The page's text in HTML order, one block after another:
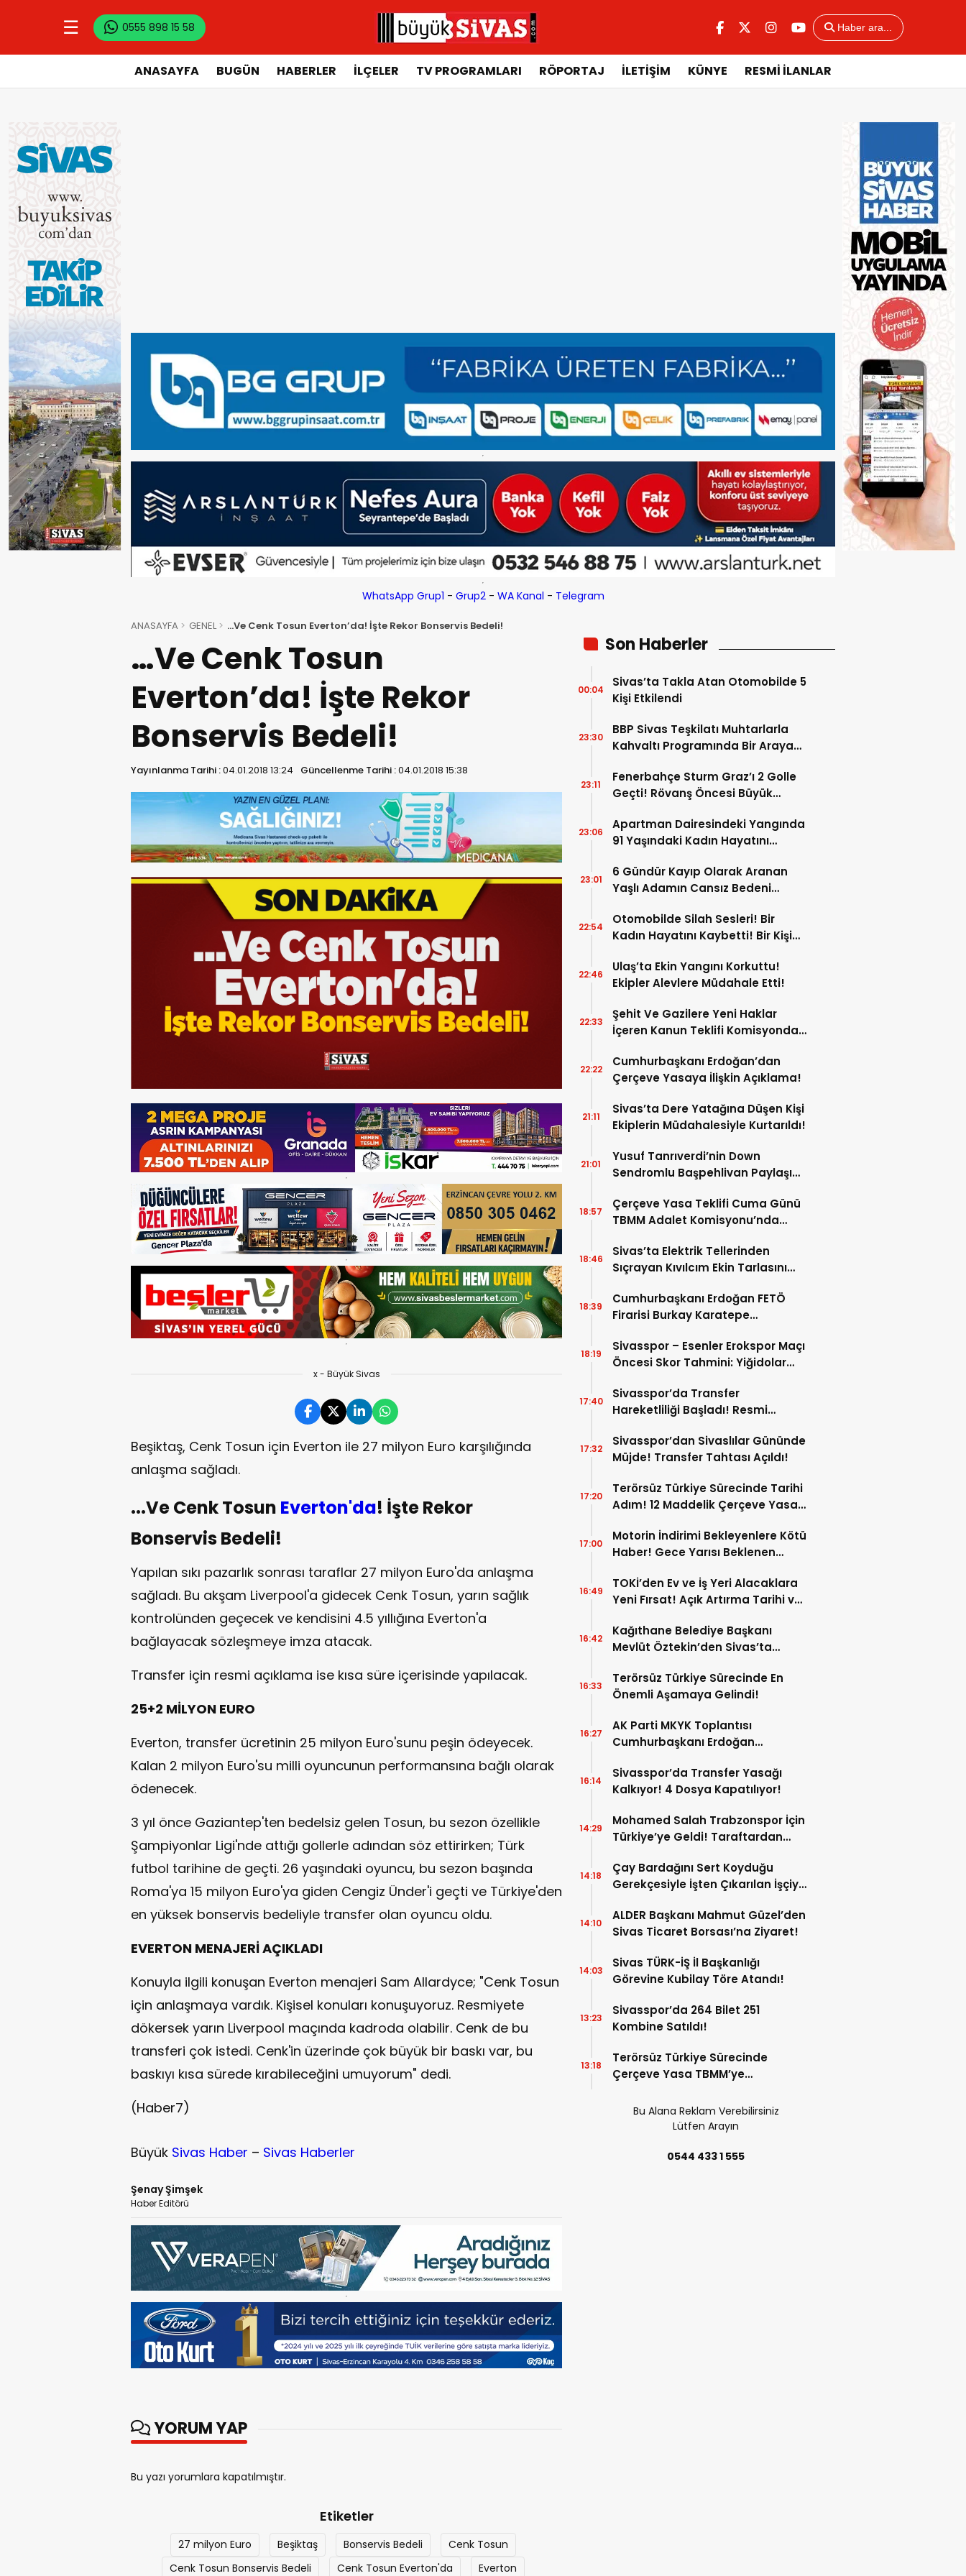
☰ 0555 898 15 58 Haber ara...
ANASAYFA BUGÜN HABERLER İLÇELER TV PROGRAMLARI RÖPORTAJ İLETİŞİM KÜNYE RESMİ İLANLAR
WhatsApp Grup1 - Grup2- WA Kanal - Telegram
ANASAYFA GENEL …Ve Cenk Tosun Everton’da! İşte Rekor Bonservis Bedeli!
…Ve Cenk Tosun
Everton’da! İşte Rekor
Bonservis Bedeli!
Yayınlanma Tarihi :04.01.2018 13:24 Güncellenme Tarihi :04.01.2018 15:38
x - Büyük Sivas
Beşiktaş, Cenk Tosun için Everton ile 27 milyon Euro karşılığında
anlaşma sağladı.
...Ve Cenk Tosun Everton'da! İşte Rekor
Bonservis Bedeli!
Yapılan sıkı pazarlık sonrası taraflar 27 milyon Euro'da anlaşma
sağladı. Bu akşam Liverpool'a gidecek Cenk Tosun, yarın sağlık
kontrolünden geçecek ve kendisini 4.5 yıllığına Everton'a
bağlayacak sözleşmeye imza atacak.
Transfer için resmi açıklama ise kısa süre içerisinde yapılacak.
25+2 MİLYON EURO
Everton, transfer ücretinin 25 milyon Euro'sunu peşin ödeyecek.
Kalan 2 milyon Euro'su milli oyuncunun performansına bağlı olarak
ödenecek.
3 yıl önce Gaziantep'ten bedelsiz gelen Tosun, bu sezon özellikle
Şampiyonlar Ligi'nde attığı gollerle adından söz ettirirken; Türk
futbol tarihine de geçti. 26 yaşındaki oyuncu, bu sezon başında
Roma'ya 15 milyon Euro'ya giden Cengiz Ünder'i geçti ve Türkiye'den
en yüksek bonservis bedeliyle transfer olan oyuncu oldu.
EVERTON MENAJERİ AÇIKLADI
Konuyla ilgili konuşan Everton menajeri Sam Allardyce; "Cenk Tosun
için anlaşmaya vardık. Kişisel konuları konuşuyoruz. Resmiyete
dökersek yarın Liverpool maçında kadroda olabilir. Cenk de bu
transferi çok istedi. Cenk'in üzerinde çok büyük bir baskı var, bu
baskıyı kısa sürede kırabileceğini umuyorum" dedi.
(Haber7)
Büyük Sivas Haber – Sivas Haberler
Şenay Şimşek
Haber Editörü
YORUM YAP
Bu yazı yorumlara kapatılmıştır.
Etiketler
27 milyon Euro Beşiktaş Bonservis Bedeli
Cenk Tosun
Cenk Tosun Bonservis Bedeli
Cenk Tosun Everton'da Everton
Son Haberler
Sivas’ta Takla Atan Otomobilde 5
Kişi Etkilendi
00:04
BBP Sivas Teşkilatı Muhtarlarla
Kahvaltı Programında Bir Araya
23:30
Fenerbahçe Sturm Graz’ı 2 Golle
Geçti! Rövanş Öncesi Büyük
23:11
Apartman Dairesindeki Yangında
91 Yaşındaki Kadın Hayatını
23:06
6 Gündür Kayıp Olarak Aranan
Yaşlı Adamın Cansız Bedeni
23:01
Otomobilde Silah Sesleri! Bir
Kadın Hayatını Kaybetti! Bir Kişi
22:54
Ulaş’ta Ekin Yangını Korkuttu!
Ekipler Alevlere Müdahale Etti!
22:46
Şehit Ve Gazilere Yeni Haklar
İçeren Kanun Teklifi Komisyonda
22:33
Cumhurbaşkanı Erdoğan’dan
Çerçeve Yasaya İlişkin Açıklama!
22:22
Sivas’ta Dere Yatağına Düşen Kişi
Ekiplerin Müdahalesiyle Kurtarıldı!
21:11
Yusuf Tanrıverdi’nin Down
Sendromlu Başpehlivan Paylaşımı
21:01
Çerçeve Yasa Teklifi Cuma Günü
TBMM Adalet Komisyonu’nda
18:57
Sivas’ta Elektrik Tellerinden
Sıçrayan Kıvılcım Ekin Tarlasını
18:46
Cumhurbaşkanı Erdoğan FETÖ
Firarisi Burkay Karatepe
18:39
Sivasspor – Esenler Erokspor Maçı
Öncesi Skor Tahmini: Yiğidolar
18:19
Sivasspor’da Transfer
Hareketliliği Başladı! Resmi
17:40
Sivasspor’dan Sivaslılar Gününde
Müjde! Transfer Tahtası Açıldı!
17:32
Terörsüz Türkiye Sürecinde Tarihi
Adım! 12 Maddelik Çerçeve Yasa
17:20
Motorin İndirimi Bekleyenlere Kötü
Haber! Gece Yarısı Beklenen
17:00
TOKİ’den Ev ve İş Yeri Alacaklara
Yeni Fırsat! Açık Artırma Tarihi ve
16:49
Kağıthane Belediye Başkanı
Mevlüt Öztekin’den Sivas’ta
16:42
Terörsüz Türkiye Sürecinde En
Önemli Aşamaya Gelindi!
16:33
AK Parti MKYK Toplantısı
Cumhurbaşkanı Erdoğan
16:27
Sivasspor’da Transfer Yasağı
Kalkıyor! 4 Dosya Kapatılıyor!
16:14
Mohamed Salah Trabzonspor İçin
Türkiye’ye Geldi! Taraftardan
14:29
Çay Bardağını Sert Koyduğu
Gerekçesiyle İşten Çıkarılan İşçiye
14:18
ALDER Başkanı Mahmut Güzel’den
Sivas Ticaret Borsası’na Ziyaret!
14:10
Sivas TÜRK-İŞ İl Başkanlığı
Görevine Kubilay Töre Atandı!
14:03
Sivasspor’da 264 Bilet 251
Kombine Satıldı!
13:23
Terörsüz Türkiye Sürecinde
Çerçeve Yasa TBMM’ye
Detayları Belli Oldu!
13:18
Bu Alana Reklam Verebilirsiniz
Lütfen Arayın
0544 433 1 555